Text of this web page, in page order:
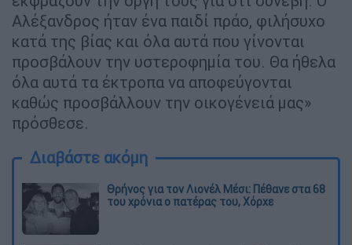
Αλέξανδρος ήταν ένα παιδί πράο, φιλήσυχο
κατά της βίας και όλα αυτά που γίνονται
προσβάλουν την υστεροφημία του. Θα ήθελα
όλα αυτά τα έκτροπα να αποφεύγονται
καθώς προσβάλλουν την οικογένειά μας»
πρόσθεσε.
Διαβάστε ακόμη
Θρήνος για τον Λιονέλ Μέσι: Πέθανε στα 68
του χρόνια ο πατέρας του, Χόρχε